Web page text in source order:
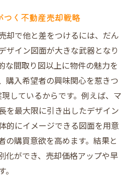
つく不動産売却戦略
却で他と差をつけるには、だん
ザイン図面が大きな武器となり
な間取り図以上に物件の魅力を
購入希望者の興味関心を惹きつ
しているからです。例えば、マ
を最大限に引き出したデザイン
的にイメージできる図面を用意
の購買意欲を高めます。結果と
化ができ、売却価格アップや早